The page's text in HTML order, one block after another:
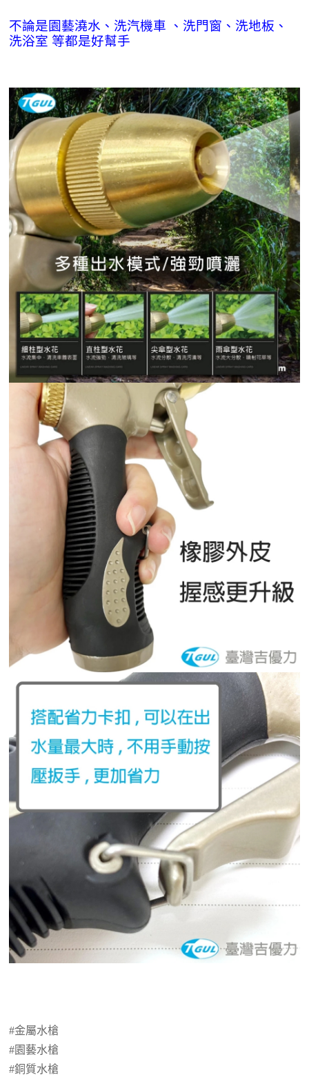
不論是園藝澆水、洗汽機車 、洗門窗、洗地板、
洗浴室 等都是好幫手
#金屬水槍
#園藝水槍
#銅質水槍